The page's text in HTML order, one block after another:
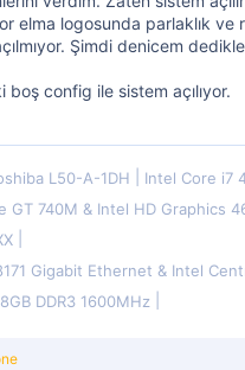
elma logosunda parlaklık ve
Şimdi denicem
boş config ile sistem açılıyor.
L50-A-1DH
Intel Core i7
GT 740M & Intel HD Graphics
Gigabit Ethernet & Intel
DDR3 1600MHz